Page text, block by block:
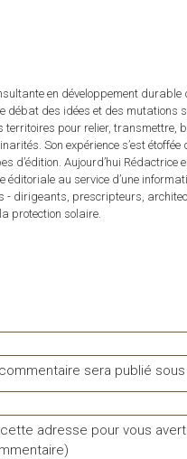
en développement durable
débat des idées et des mutations
territoires pour relier, transmettre,
Son expérience s’est
d’édition. Aujourd’hui Rédactrice
éditoriale au service d’une
- dirigeants, prescripteurs,
protection solaire.
sera publié
adresse pour vous